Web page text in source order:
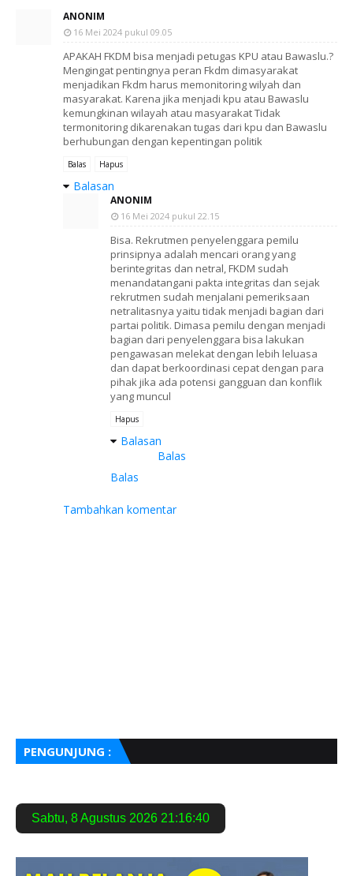
ANONIM
16 Mei 2024 pukul 09.05
APAKAH FKDM bisa menjadi petugas KPU atau Bawaslu.?
Mengingat pentingnya peran Fkdm dimasyarakat
menjadikan Fkdm harus memonitoring wilyah dan
masyarakat. Karena jika menjadi kpu atau Bawaslu
kemungkinan wilayah atau masyarakat Tidak
termonitoring dikarenakan tugas dari kpu dan Bawaslu
berhubungan dengan kepentingan politik
Balas Hapus
Balasan
ANONIM
16 Mei 2024 pukul 22.15
Bisa. Rekrutmen penyelenggara pemilu
prinsipnya adalah mencari orang yang
berintegritas dan netral, FKDM sudah
menandatangani pakta integritas dan sejak
rekrutmen sudah menjalani pemeriksaan
netralitasnya yaitu tidak menjadi bagian dari
partai politik. Dimasa pemilu dengan menjadi
bagian dari penyelenggara bisa lakukan
pengawasan melekat dengan lebih leluasa
dan dapat berkoordinasi cepat dengan para
pihak jika ada potensi gangguan dan konflik
yang muncul
Hapus
Balasan
Balas
Balas
Tambahkan komentar
PENGUNJUNG :
Sabtu, 8 Agustus 2026 21:16:41